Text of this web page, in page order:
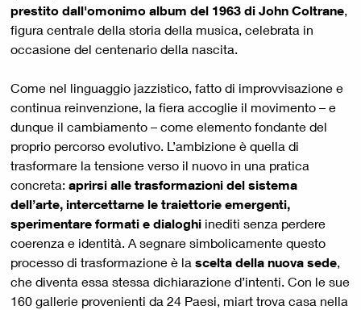
prestito dall'omonimo album del 1963 di John Coltrane,
figura centrale della storia della musica, celebrata in
occasione del centenario della nascita.
Come nel linguaggio jazzistico, fatto di improvvisazione e
continua reinvenzione, la fiera accoglie il movimento – e
dunque il cambiamento – come elemento fondante del
proprio percorso evolutivo. L’ambizione è quella di
trasformare la tensione verso il nuovo in una pratica
concreta: aprirsi alle trasformazioni del sistema
dell’arte, intercettarne le traiettorie emergenti,
sperimentare formati e dialoghi inediti senza perdere
coerenza e identità. A segnare simbolicamente questo
processo di trasformazione è la scelta della nuova sede,
che diventa essa stessa dichiarazione d’intenti. Con le sue
160 gallerie provenienti da 24 Paesi, miart trova casa nella